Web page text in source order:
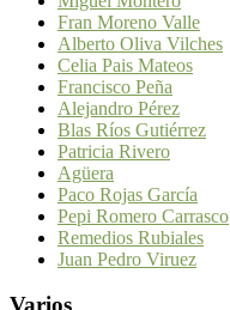
Fran Moreno Valle
Alberto Oliva Vilches
Celia Pais Mateos
Francisco Peña
Alejandro Pérez
Blas Ríos Gutiérrez
Patricia Rivero
Agüera
Paco Rojas García
Pepi Romero Carrasco
Remedios Rubiales
Juan Pedro Viruez
Varios